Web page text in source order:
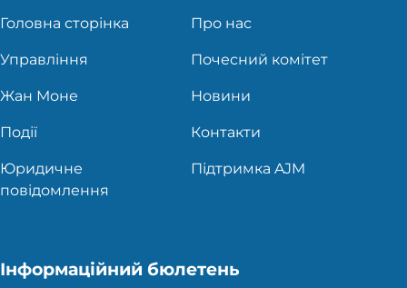
Головна сторінка Про нас
Управління Почесний комітет
Жан Моне Новини
Події Контакти
Юридичне
повідомлення
Підтримка AJM
Інформаційний бюлетень